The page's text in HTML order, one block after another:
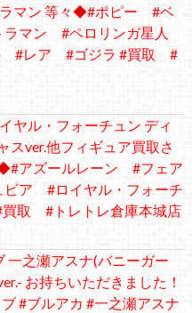
マン 等々◆#ポピー #ベ
ラマン #ペロリンガ星人
#レア #ゴジラ #買取 #
ヤル・フォーチュン ディ
スver.他フィギュア買取さ
アズールレーン #フェア
ア #ロイヤル・フォーチ
取 #トレトレ倉庫本城店
一之瀬アスナ(バニーガー
お持ちいただきました！
#ブルアカ #一之瀬アスナ